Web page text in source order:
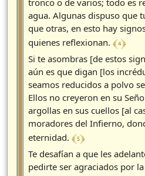
tronco o de varios; todo es
agua. Algunas dispuso que
que otras, en esto hay
quienes reflexionan. ﴾ 4 ﴿
Si te asombras [de estos
aún es que digan [los
seamos reducidos a polvo
Ellos no creyeron en su
argollas en sus cuellos [al
moradores del Infierno,
eternidad. ﴾ 5 ﴿
Te desafían a que les
pedirte ser agraciados por